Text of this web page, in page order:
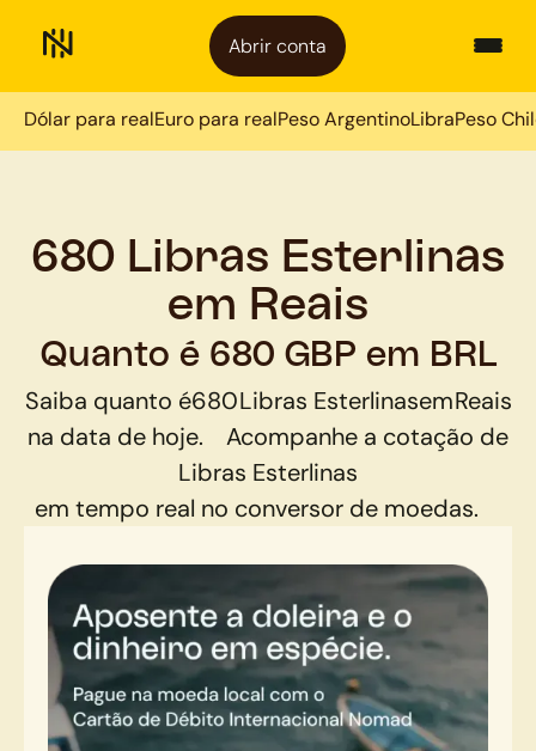
Abrir conta
Dólar para realEuro para realPeso ArgentinoLibraPeso
680 Libras Esterlinas
em Reais
Quanto é 680 GBP em BRL
Saiba quanto é680Libras EsterlinasemReais
na data de hoje.
Acompanhe a cotação de
Libras Esterlinas
em tempo real no conversor de moedas.